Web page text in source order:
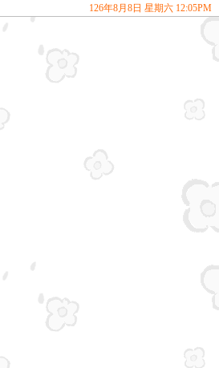
126年8月 8日 星期六 12:05PM